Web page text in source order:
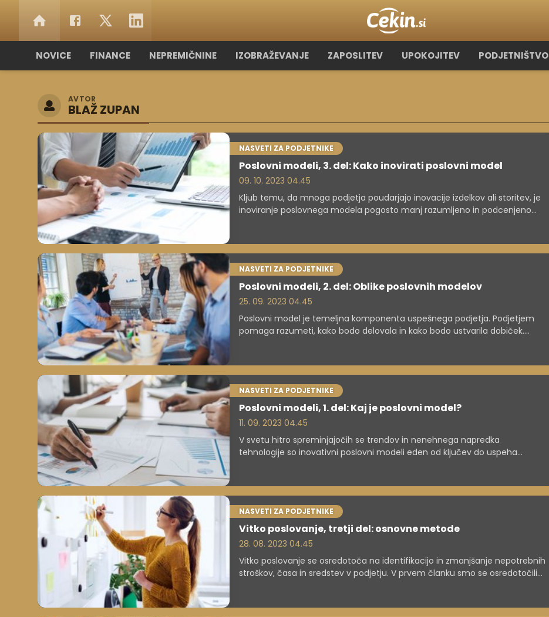
NOVICE FINANCE NEPREMIČNINE IZOBRAŽEVANJE ZAPOSLITEV UPOKOJITEV PODJETNIŠTVO
AVTOR
BLAŽ ZUPAN
NASVETI ZA PODJETNIKE
Poslovni modeli, 3. del: Kako inovirati poslovni model
09. 10. 2023 04.45
Kljub temu, da mnoga podjetja poudarjajo inovacije izdelkov ali storitev, je
inoviranje poslovnega modela pogosto manj razumljeno in podcenjeno
NASVETI ZA PODJETNIKE
Poslovni modeli, 2. del: Oblike poslovnih modelov
25. 09. 2023 04.45
Poslovni model je temeljna komponenta uspešnega podjetja. Podjetjem
pomaga razumeti, kako bodo delovala in kako bodo ustvarila dobiček.
NASVETI ZA PODJETNIKE
Poslovni modeli, 1. del: Kaj je poslovni model?
11. 09. 2023 04.45
V svetu hitro spreminjajočih se trendov in nenehnega napredka
tehnologije so inovativni poslovni modeli eden od ključev do uspeha
učinkovitosti poslovanja in dolgoročnemu uspehu.
NASVETI ZA PODJETNIKE
Vitko poslovanje, tretji del: osnovne metode
28. 08. 2023 04.45
Vitko poslovanje se osredotoča na identifikacijo in zmanjšanje nepotrebnih
stroškov, časa in sredstev v podjetju. V prvem članku smo se osredotočili
metod vitkega poslovanja.